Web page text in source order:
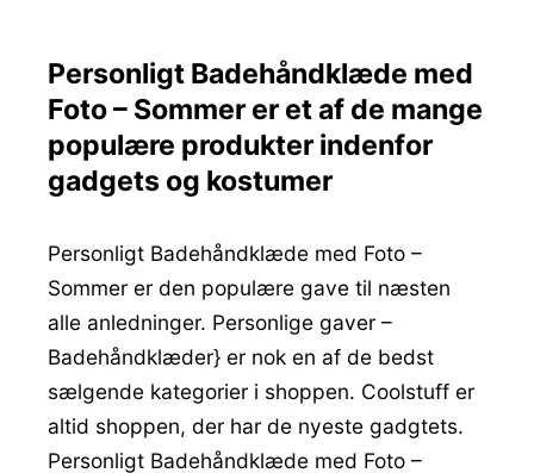
Personligt Badehåndklæde med
Foto – Sommer er et af de mange
populære produkter indenfor
gadgets og kostumer
Personligt Badehåndklæde med Foto –
Sommer er den populære gave til næsten
alle anledninger. Personlige gaver –
Badehåndklæder} er nok en af de bedst
sælgende kategorier i shoppen. Coolstuff er
altid shoppen, der har de nyeste gadgtets.
Personligt Badehåndklæde med Foto –